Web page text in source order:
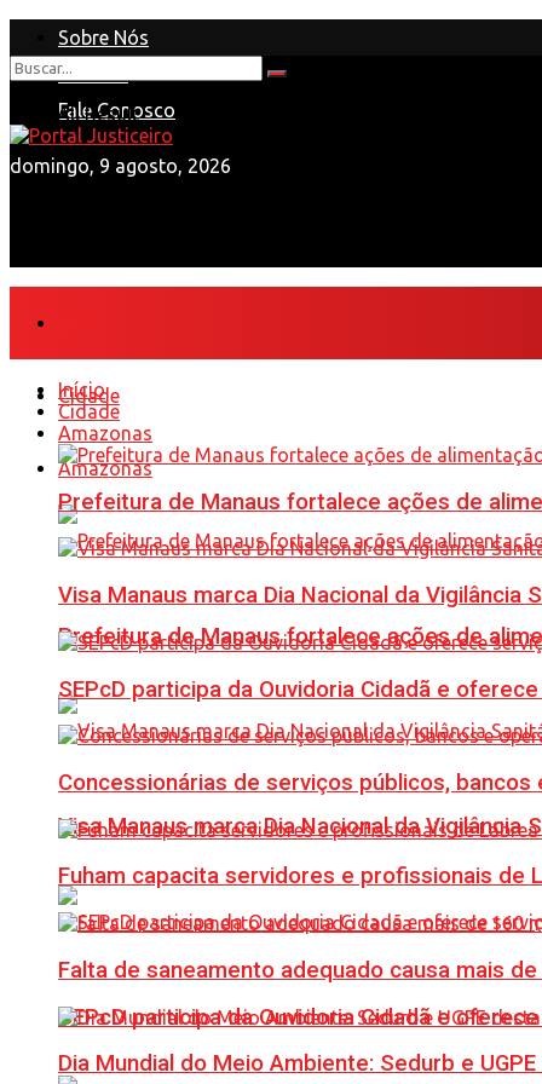
Sobre Nós
Anuncie
Fale Conosco
domingo, 9 agosto, 2026
View All Result
Cidade
Amazonas
Prefeitura de Manaus fortalece ações de
Visa Manaus marca Dia Nacional da
SEPcD participa da Ouvidoria Cidadã e
Início
Cidade
Amazonas
Prefeitura de Manaus fortalece ações de
Visa Manaus marca Dia Nacional da
SEPcD participa da Ouvidoria Cidadã e
Concessionárias de serviços públicos,
Fuham capacita servidores e profissionais de
Falta de saneamento adequado causa mais
Dia Mundial do Meio Ambiente: Sedurb e